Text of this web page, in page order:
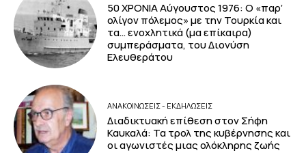
50 ΧΡΟΝΙΑ Αύγουστος 1976: Ο «παρ’
ολίγον πόλεμος» με την Τουρκία και
τα… ενοχλητικά (μα επίκαιρα)
συμπεράσματα, του Διονύση
Ελευθεράτου
ΑΝΑΚΟΙΝΩΣΕΙΣ - ΕΚΔΗΛΩΣΕΙΣ
Διαδικτυακή επίθεση στον Σήφη
Καυκαλά: Τα τρολ της κυβέρνησης και
οι αγωνιστές μιας ολόκληρης ζωής